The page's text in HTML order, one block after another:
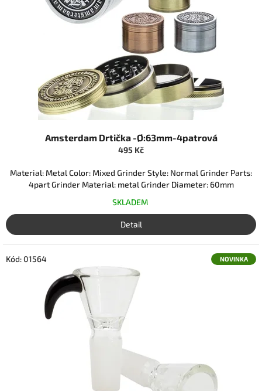
Amsterdam Drtička -Ø:63mm-4patrová
495 Kč
Material: Metal Color: Mixed Grinder Style: Normal Grinder Parts:
4part Grinder Material: metal Grinder Diameter: 60mm
SKLADEM
Detail
NOVINKA
Kód:01564